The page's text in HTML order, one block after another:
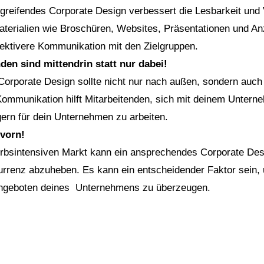
Corporate Design verbessert die Lesbarkeit
wie Broschüren, Websites, Präsentationen und
Kommunikation mit den Zielgruppen.
sind mittendrin statt nur dabei!
Design sollte nicht nur nach außen, sondern
hilft Mitarbeitenden, sich mit deinem
für dein Unternehmen zu arbeiten.
Markt kann ein ansprechendes Corporate
abzuheben. Es kann ein entscheidender Faktor sein,
deines Unternehmens zu überzeugen.